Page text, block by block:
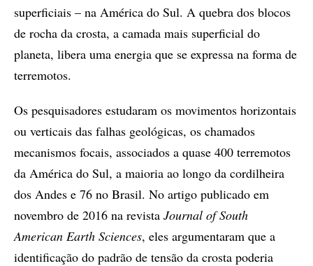
superficiais – na América do Sul. A quebra dos blocos
de rocha da crosta, a camada mais superficial do
planeta, libera uma energia que se expressa na forma de
terremotos.
Os pesquisadores estudaram os movimentos horizontais
ou verticais das falhas geológicas, os chamados
mecanismos focais, associados a quase 400 terremotos
da América do Sul, a maioria ao longo da cordilheira
dos Andes e 76 no Brasil. No artigo publicado em
novembro de 2016 na revista Journal of South
American Earth Sciences, eles argumentaram que a
identificação do padrão de tensão da crosta poderia